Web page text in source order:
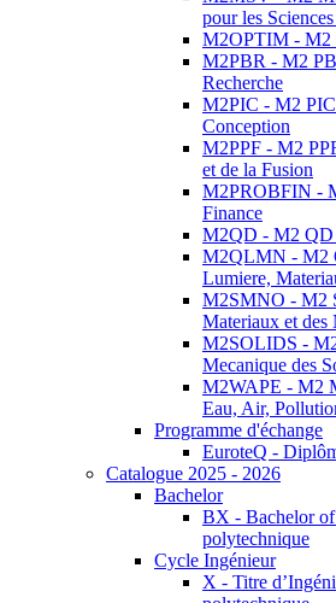
pour les
M2OPTIM - M2
M2PBR - M2
Recherche
M2PIC - M2
Conception
M2PPF - M2
et de la Fusion
M2PROBFIN -
Finance
M2QD - M2 QD
M2QLMN - M2
Lumiere,
M2SMNO - M2
Materiaux et des
M2SOLIDS -
Mecanique des
M2WAPE - M2
Eau, Air,
Programme d'échange
EuroteQ -
Catalogue 2025 - 2026
Bachelor
BX - Bachelor
polytechnique
Cycle Ingénieur
X - Titre